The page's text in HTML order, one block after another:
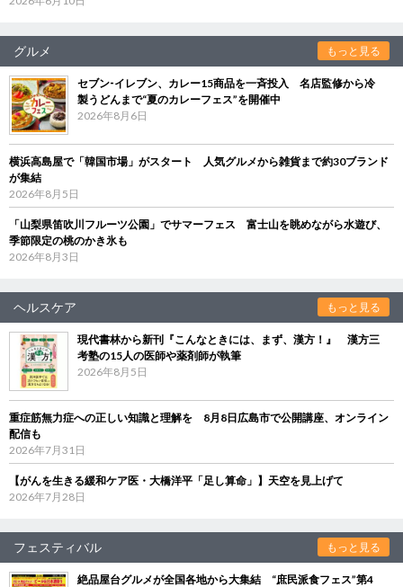
グルメ もっと見る
セブン‐イレブン、カレー15商品を一斉投入 名店監修から冷
製うどんまで“夏のカレーフェス”を開催中
2026年8月6日
横浜高島屋で「韓国市場」がスタート 人気グルメから雑貨まで約30ブランド
が集結
2026年8月5日
「山梨県笛吹川フルーツ公園」でサマーフェス 富士山を眺めながら水遊び、
季節限定の桃のかき氷も
2026年8月3日
ヘルスケア もっと見る
現代書林から新刊『こんなときには、まず、漢方！』 漢方三
考塾の15人の医師や薬剤師が執筆
2026年8月5日
重症筋無力症への正しい知識と理解を 8月8日広島市で公開講座、オンライン
配信も
2026年7月31日
【がんを生きる緩和ケア医・大橋洋平「足し算命」】天空を見上げて
2026年7月28日
フェスティバル もっと見る
絶品屋台グルメが全国各地から大集結 “庶民派食フェス”第4